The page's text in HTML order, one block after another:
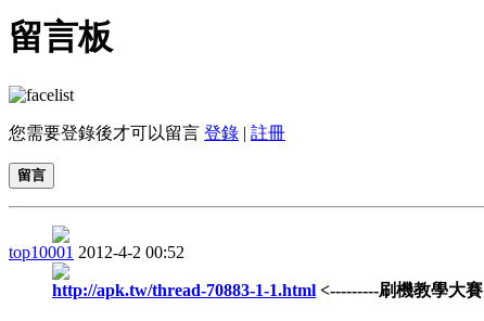
留言板
您需要登錄後才可以留言 登錄 | 註冊
留言
top10001 2012-4-2 00:52
http://apk.tw/thread-70883-1-1.html <---------刷機教學大賽